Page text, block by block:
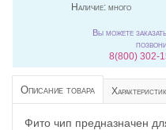
Наличие: много
Вы можете
8(800) 302-
Описание товара
Фито чип предназначен